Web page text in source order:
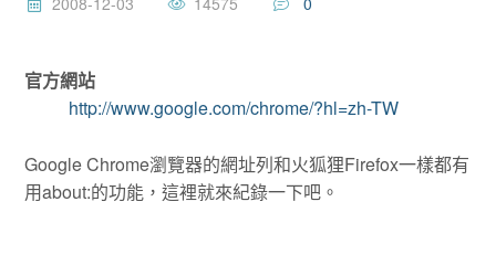
官方網站
http://www.google.com/chrome/?hl=zh-TW
Google Chrome瀏覽器的網址列和火狐狸Firefox一樣都有
用about:的功能，這裡就來紀錄一下吧。